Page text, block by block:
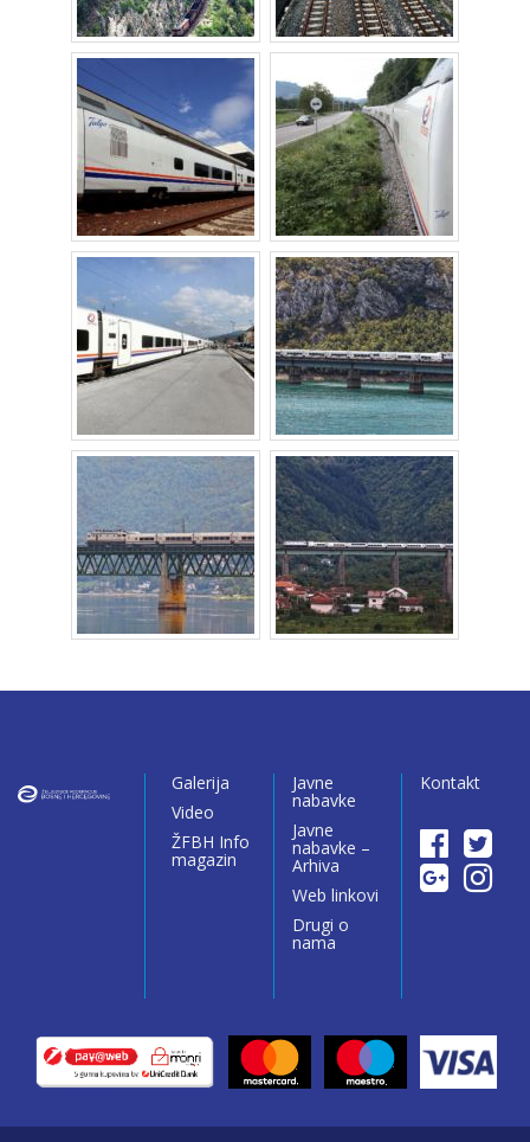
Galerija
Video
ŽFBH Info
magazin
Javne
nabavke
Javne
nabavke –
Arhiva
Web linkovi
Drugi o
nama
Kontakt